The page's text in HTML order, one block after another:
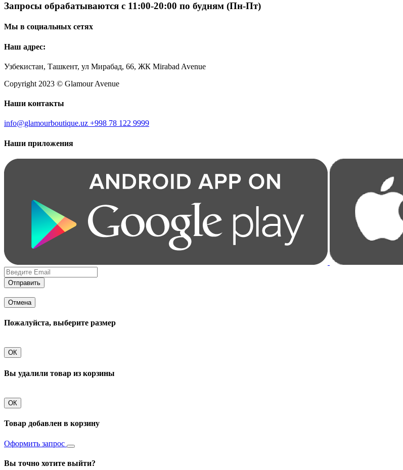
Запросы обрабатываются с 11:00-20:00 по будням (Пн-Пт)
Мы в социальных сетях
Наш адрес:
Узбекистан, Ташкент, ул Мирабад, 66, ЖК Mirabad Avenue
Copyright 2023 © Glamour Avenue
Наши контакты
info@glamourboutique.uz +998 78 122 9999
Наши приложения
Отправить
Отмена
Пожалуйста, выберите размер
ОК
Вы удалили товар из корзины
ОК
Товар добавлен в корзину
Оформить запрос
Вы точно хотите выйти?